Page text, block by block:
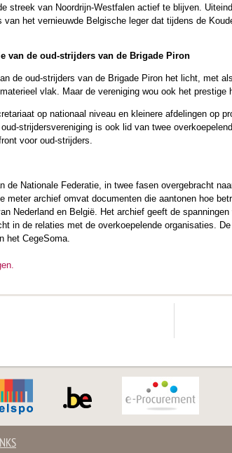
streek van Noordrijn-Westfalen actief te blijven.
het vernieuwde Belgische leger dat tijdens de
van de oud-strijders van de Brigade Piron
de oud-strijders van de Brigade Piron het licht, met
vlak. Maar de vereniging wou ook het
op nationaal niveau en kleinere afdelingen op
strijdersvereniging is ook lid van twee
voor oud-strijders.
de Nationale Federatie, in twee fasen overgebracht
meter archief omvat documenten die aantonen hoe
Nederland en België. Het archief geeft de
in de relaties met de overkoepelende organisaties.
het CegeSoma.